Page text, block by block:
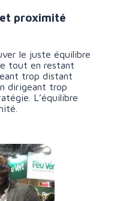
proximité
le juste équilibre
tout en restant
trop distant
dirigeant trop
L’équilibre